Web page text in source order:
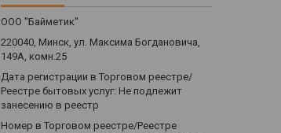
ООО "Байметик"
220040, Минск, ул. Максима Богдановича,
149А, комн.25
Дата регистрации в Торговом реестре/
Реестре бытовых услуг: Не подлежит
занесению в реестр
Номер в Торговом реестре/Реестре